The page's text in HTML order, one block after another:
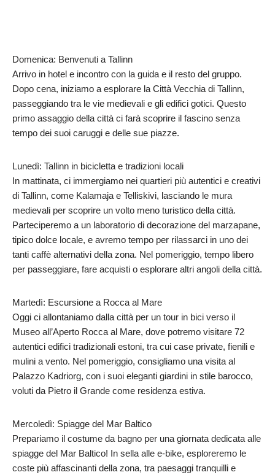
Domenica: Benvenuti a Tallinn
Arrivo in hotel e incontro con la guida e il resto del gruppo.
Dopo cena, iniziamo a esplorare la Città Vecchia di Tallinn,
passeggiando tra le vie medievali e gli edifici gotici. Questo
primo assaggio della città ci farà scoprire il fascino senza
tempo dei suoi caruggi e delle sue piazze.
Lunedì: Tallinn in bicicletta e tradizioni locali
In mattinata, ci immergiamo nei quartieri più autentici e creativi
di Tallinn, come Kalamaja e Telliskivi, lasciando le mura
medievali per scoprire un volto meno turistico della città.
Parteciperemo a un laboratorio di decorazione del marzapane,
tipico dolce locale, e avremo tempo per rilassarci in uno dei
tanti caffè alternativi della zona. Nel pomeriggio, tempo libero
per passeggiare, fare acquisti o esplorare altri angoli della città.
Martedì: Escursione a Rocca al Mare
Oggi ci allontaniamo dalla città per un tour in bici verso il
Museo all’Aperto Rocca al Mare, dove potremo visitare 72
autentici edifici tradizionali estoni, tra cui case private, fienili e
mulini a vento. Nel pomeriggio, consigliamo una visita al
Palazzo Kadriorg, con i suoi eleganti giardini in stile barocco,
voluti da Pietro il Grande come residenza estiva.
Mercoledì: Spiagge del Mar Baltico
Prepariamo il costume da bagno per una giornata dedicata alle
spiagge del Mar Baltico! In sella alle e-bike, esploreremo le
coste più affascinanti della zona, tra paesaggi tranquilli e